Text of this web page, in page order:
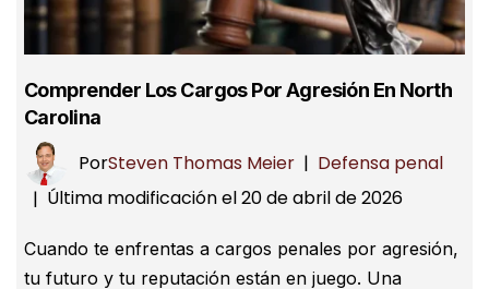
Comprender Los Cargos Por Agresión En North
Carolina
PorSteven Thomas Meier | Defensa penal
| Última modificación el 20 de abril de 2026
Cuando te enfrentas a cargos penales por agresión,
tu futuro y tu reputación están en juego. Una